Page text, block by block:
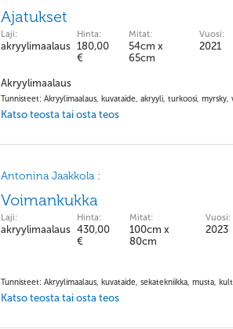
Ajatukset
Laji:
akryylimaalaus
Hinta:
180,00
€
Mitat:
54cm x
65cm
Vuosi:
2021
Akryylimaalaus
Tunnisteet: Akryylimaalaus, kuvataide, akryyli, turkoosi,
Katso teosta tai osta teos
Antonina Jaakkola :
Voimankukka
Laji:
akryylimaalaus
Hinta:
430,00
€
Mitat:
100cm x
80cm
Vuosi:
2023
Tunnisteet: Akryylimaalaus, kuvataide, sekatekniikka, musta,
Katso teosta tai osta teos